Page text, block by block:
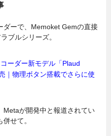
ダーで、Memoket Gemの直接
ブルシリーズ。
ーダー新モデル「Plaud
｜物理ボタン搭載でさらに使
Metaが開発中と報道されてい
せて。